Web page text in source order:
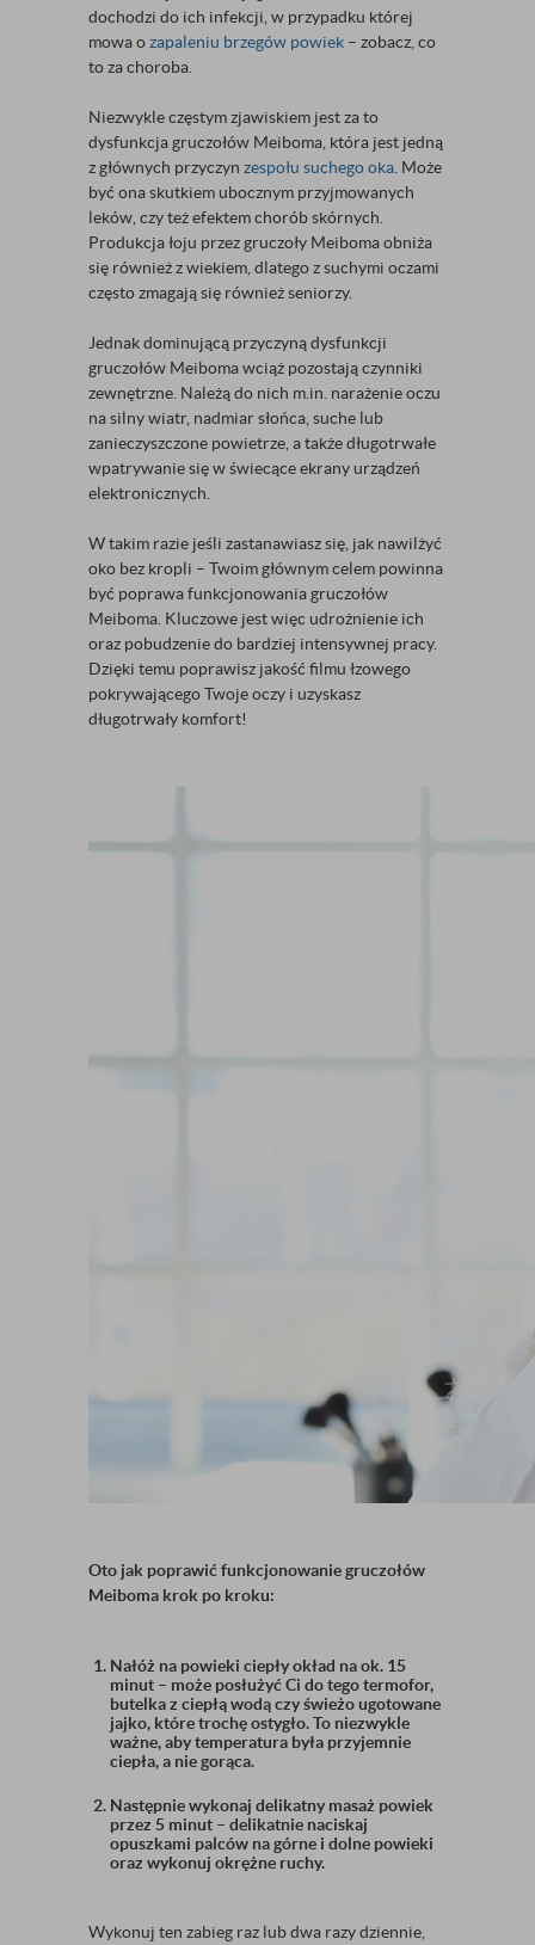
dochodzi do ich infekcji, w przypadku której
mowa ozapaleniu brzegów powiek – zobacz, co
to za choroba.
Niezwykle częstym zjawiskiem jest za to
dysfunkcja gruczołów Meiboma, która jest jedną
z głównych przyczyn zespołu suchego oka . Może
być ona skutkiem ubocznym przyjmowanych
leków, czy też efektem chorób skórnych.
Produkcja łoju przez gruczoły Meiboma obniża
się również z wiekiem, dlatego z suchymi oczami
często zmagają się również seniorzy.
Jednak dominującą przyczyną dysfunkcji
gruczołów Meiboma wciąż pozostają czynniki
zewnętrzne. Należą do nich m.in. narażenie oczu
na silny wiatr, nadmiar słońca, suche lub
zanieczyszczone powietrze, a także długotrwałe
wpatrywanie się w świecące ekrany urządzeń
elektronicznych.
W takim razie jeśli zastanawiasz się, jak nawilżyć
oko bez kropli – Twoim głównym celem powinna
być poprawa funkcjonowania gruczołów
Meiboma. Kluczowe jest więc udrożnienie ich
oraz pobudzenie do bardziej intensywnej pracy.
Dzięki temu poprawisz jakość filmu łzowego
pokrywającego Twoje oczy i uzyskasz
długotrwały komfort!
Oto jak poprawić funkcjonowanie gruczołów
Meiboma krok po kroku:
Nałóż na powieki ciepły okład na ok. 15
minut – może posłużyć Ci do tego termofor,
butelka z ciepłą wodą czy świeżo ugotowane
jajko, które trochę ostygło. To niezwykle
ważne, aby temperatura była przyjemnie
ciepła, a nie gorąca.
Następnie wykonaj delikatny masaż powiek
przez 5 minut – delikatnie naciskaj
opuszkami palców na górne i dolne powieki
oraz wykonuj okrężne ruchy.
Wykonuj ten zabieg raz lub dwa razy dziennie,